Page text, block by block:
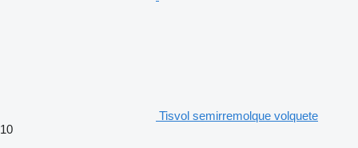
Tisvol semirremolque volquete
10